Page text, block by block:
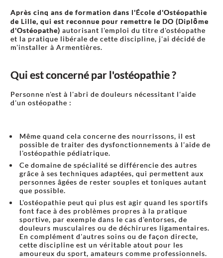
Après cinq ans de formation dans l'École d'Ostéopathie
de Lille, qui est reconnue pour remettre le DO (Diplôme
d'Ostéopathe) autorisant l'emploi du titre d'ostéopathe
et la pratique libérale de cette discipline, j'ai décidé de
m'installer à Armentières.
Qui est concerné par l'ostéopathie ?
Personne n'est à l'abri de douleurs nécessitant l'aide
d'un ostéopathe :
Même quand cela concerne des nourrissons, il est
possible de traiter des dysfonctionnements à l'aide de
l'ostéopathie pédiatrique.
Ce domaine de spécialité se différencie des autres
grâce à ses techniques adaptées, qui permettent aux
personnes âgées de rester souples et toniques autant
que possible.
L'ostéopathie peut qui plus est agir quand les sportifs
font face à des problèmes propres à la pratique
sportive, par exemple dans le cas d'entorses, de
douleurs musculaires ou de déchirures ligamentaires.
En complément d'autres soins ou de façon directe,
cette discipline est un véritable atout pour les
amoureux du sport, amateurs comme professionnels.